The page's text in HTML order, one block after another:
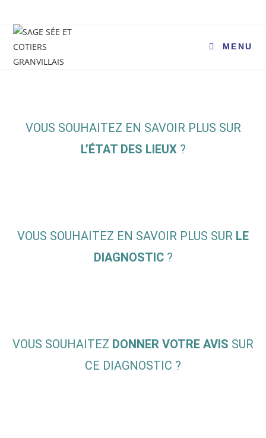
MENU
VOUS SOUHAITEZ EN SAVOIR PLUS SUR
L’ÉTAT DES LIEUX?
VOUS SOUHAITEZ EN SAVOIR PLUS SUR LE
DIAGNOSTIC?
VOUS SOUHAITEZ DONNER VOTRE AVIS SUR
CE DIAGNOSTIC ?